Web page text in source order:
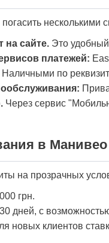
несколькими
на сайте. Это
платежей:
Наличными по
Через сервис
в Манивео
на прозрачных
грн.
дней, с
новых клиентов